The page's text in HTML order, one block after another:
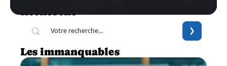
Recherche
Les immanquables